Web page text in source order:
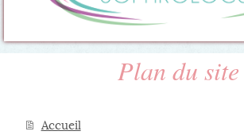
Plan du site
Accueil